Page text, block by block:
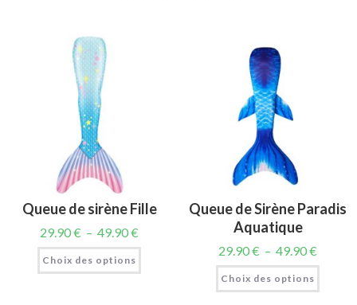
Queue de sirène Fille
29.90€ – 49.90€
Choix des options
Queue de Sirène Paradis
Aquatique
29.90€ – 49.90€
Choix des options